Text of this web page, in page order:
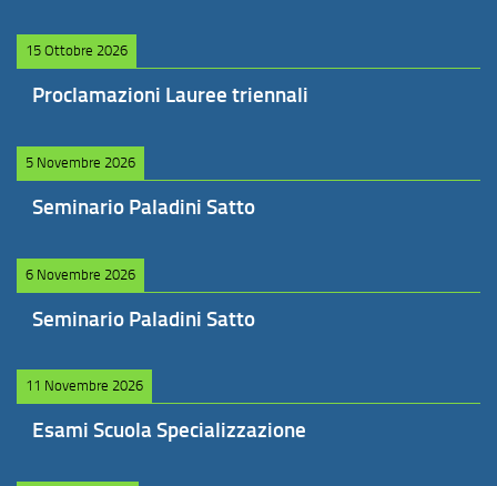
15 Ottobre 2026
Proclamazioni Lauree triennali
5 Novembre 2026
Seminario Paladini Satto
6 Novembre 2026
Seminario Paladini Satto
11 Novembre 2026
Esami Scuola Specializzazione